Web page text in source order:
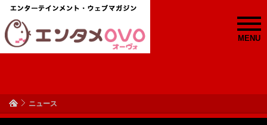
MENU
ニュース